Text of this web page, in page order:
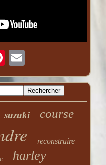
suzuki course
reconstruire
harley